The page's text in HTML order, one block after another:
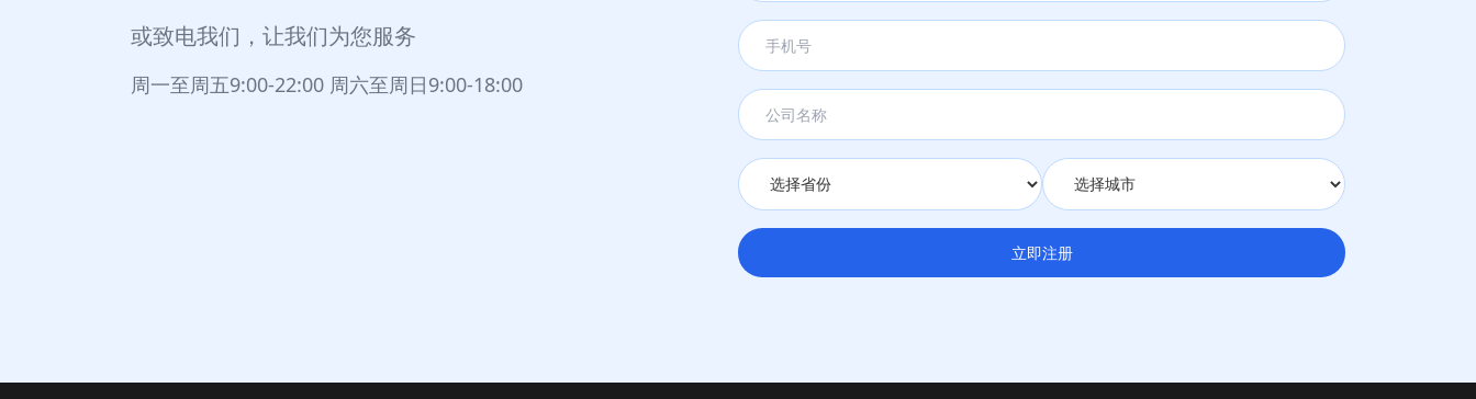
1、头图用过明星代言来体现品牌价值，效果非常明显。
或致电我们，让我们为您服务
周一至周五9:00-22:00 周六至周日9:00-18:00
立即注册